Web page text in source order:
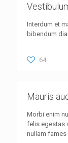
Interdum et
bibendum
64
Mauris
Morbi enim
felis egestas
nullam fames